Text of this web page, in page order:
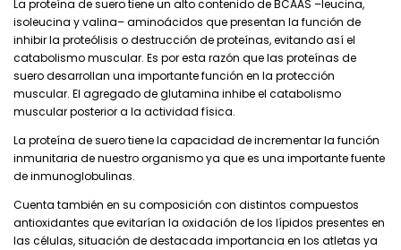
La proteína de suero tiene un alto contenido de BCAAS –leucina,
isoleucina y valina– aminoácidos que presentan la función de
inhibir la proteólisis o destrucción de proteínas, evitando así el
catabolismo muscular. Es por esta razón que las proteínas de
suero desarrollan una importante función en la protección
muscular. El agregado de glutamina inhibe el catabolismo
muscular posterior a la actividad física.
La proteína de suero tiene la capacidad de incrementar la función
inmunitaria de nuestro organismo ya que es una importante fuente
de inmunoglobulinas.
Cuenta también en su composición con distintos compuestos
antioxidantes que evitarían la oxidación de los lípidos presentes en
las células, situación de destacada importancia en los atletas ya